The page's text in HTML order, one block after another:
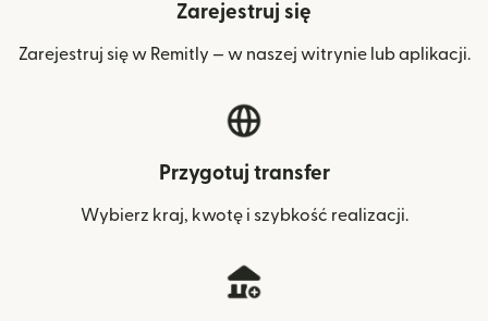
Zarejestruj się
Zarejestruj się w Remitly — w naszej witrynie lub aplikacji.
Przygotuj transfer
Wybierz kraj, kwotę i szybkość realizacji.